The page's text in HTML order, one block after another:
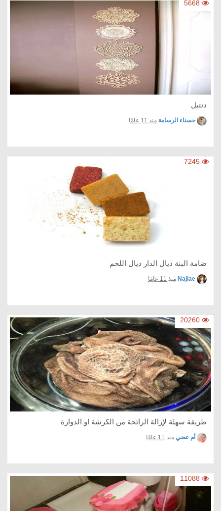
5668
دنتيل
حسناء الرسامة منذ 11 عامًا
7245
ضامة البنة ديال الدار ديال اللحم
Najlae منذ 11 عامًا
20260
طريقة سهلة لإزالة الرائحة من الكرشة او الدوارة
أم عضي منذ 11 عامًا
11088